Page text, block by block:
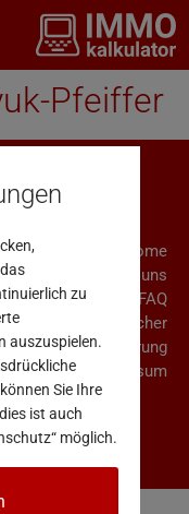
Pfeiffer
Home
Über uns
FAQ
für Verbraucher
Datenschutzerklärung
Impressum
zu
auszuspielen.
Sie Ihre
ist auch
möglich.